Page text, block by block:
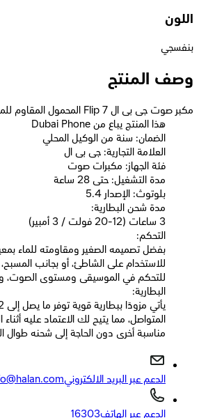
اللون
بنفسجي
وصف المنتج
مكبر صوت جى بى ال Flip 7 المحمول المقاوم للماء - بنفسجي
Dubai Phone هذا المنتج يباع من
الضمان: سنة من الوكيل المحلي
العلامة التجارية: جى بى ال
فئة الجهاز: مكبرات صوت
مدة التشغيل: حتى 28 ساعة
بلوتوث: الإصدار 5.4
مدة شحن البطارية:
3 ساعات (12-20 فولت / 3 أمبير)
التحكم:
للاستخدام على الشاطئ، أو بجانب المسبح،
للتحكم في الموسيقى ومستوى الصوت،
البطارية:
المتواصل، مما يتيح لك الاعتماد عليه
مناسبة أخرى دون الحاجة إلى شحنه طوال
الدعم عبر البريد الالكتروني
الدعم عبر الهاتف16303